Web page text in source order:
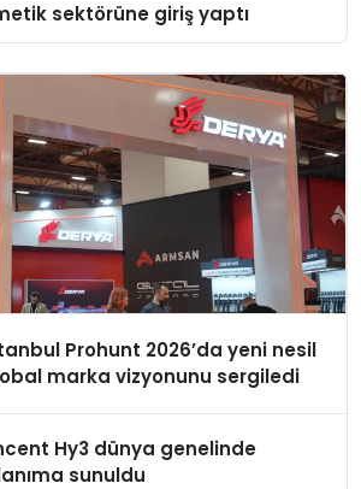
sektörüne giriş yaptı
Prohunt 2026’da yeni nesil
marka vizyonunu sergiledi
Hy3 dünya genelinde
sunuldu